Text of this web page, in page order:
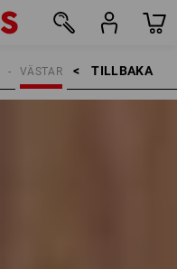
TILLBAKA    >
VÄSTAR